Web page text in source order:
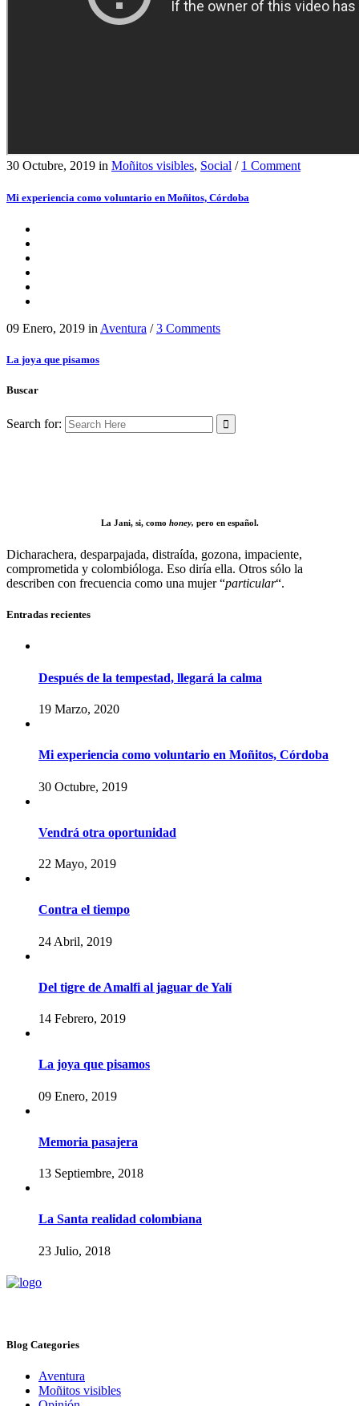
30 Octubre, 2019 in Moñitos visibles, Social / 1 Comment
Mi experiencia como voluntario en Moñitos, Córdoba
09 Enero, 2019 in Aventura /3 Comments
La joya que pisamos
Buscar
Search for:
La Jani, si, como honey, pero en español.
Dicharachera, desparpajada, distraída, gozona, impaciente,
comprometida y colombióloga. Eso diría ella. Otros sólo la
describen con frecuencia como una mujer “particular“.
Entradas recientes
Después de la tempestad, llegará la calma
19 Marzo, 2020
Mi experiencia como voluntario en Moñitos, Córdoba
30 Octubre, 2019
Vendrá otra oportunidad
22 Mayo, 2019
Contra el tiempo
24 Abril, 2019
Del tigre de Amalfi al jaguar de Yalí
14 Febrero, 2019
La joya que pisamos
09 Enero, 2019
Memoria pasajera
13 Septiembre, 2018
La Santa realidad colombiana
23 Julio, 2018
Blog Categories
Aventura
Moñitos visibles